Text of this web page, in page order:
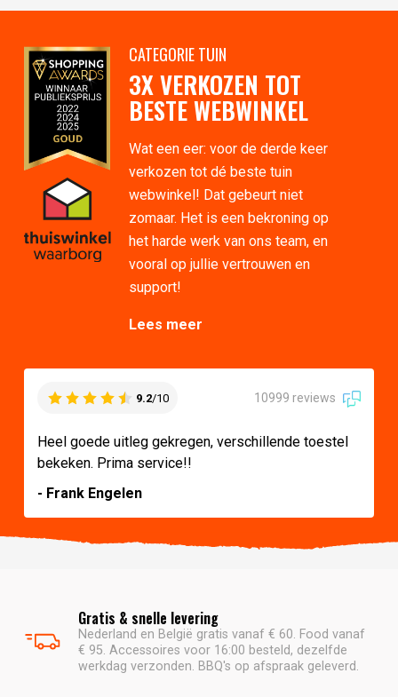
CATEGORIE TUIN
3X VERKOZEN TOT
BESTE WEBWINKEL
Wat een eer: voor de derde keer
verkozen tot dé beste tuin
webwinkel! Dat gebeurt niet
zomaar. Het is een bekroning op
het harde werk van ons team, en
vooral op jullie vertrouwen en
support!
Lees meer
9.2/10 10999 reviews
Heel goede uitleg gekregen, verschillende toestel
bekeken. Prima service!!
- Frank Engelen
Gratis & snelle levering
Nederland en België gratis vanaf € 60. Food vanaf
€ 95. Accessoires voor 16:00 besteld, dezelfde
werkdag verzonden. BBQ's op afspraak geleverd.